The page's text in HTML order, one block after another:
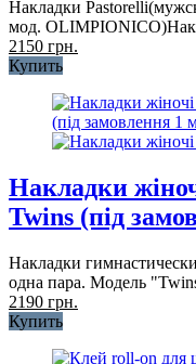
Накладки
мод.
2150 грн.
Купить
Накладки
Twins (під
Накладки
одна пара. Модель
2190 грн.
Купить